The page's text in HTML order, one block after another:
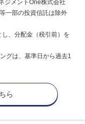
ジメントOne株式会社
一部の投資信託は除外
、分配金（税引前）を
グは、基準日から過去1
ら